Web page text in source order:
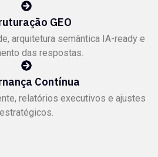
GEO
arquitetura semântica IA-ready e
das respostas.
Contínua
relatórios executivos e ajustes
estratégicos.